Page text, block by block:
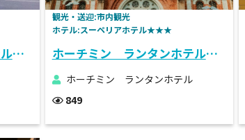
ホーチミン ランタンホテル 空港送迎付き宿泊プラン
観光・送迎:市内観光
ホテル:スーペリアホテル★★★
ホーチミン ランタンホテル 半日市内観光&ナイトストリートフードツアー付き宿泊プラン
ホーチミン ランタンホテル
849